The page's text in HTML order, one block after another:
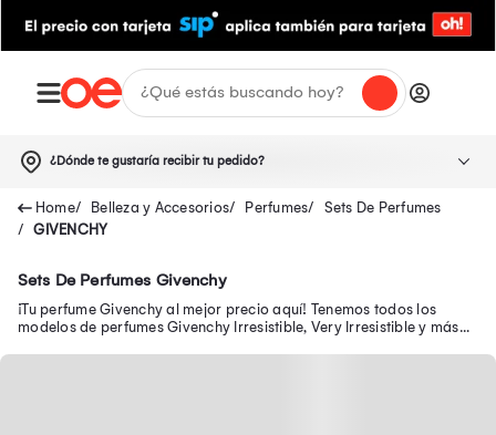
¿Dónde te gustaría recibir tu pedido?
Belleza y Accesorios Perfumes
Sets De Perfumes
GIVENCHY
Sets De Perfumes Givenchy
¡Tu perfume Givenchy al mejor precio aquí! Tenemos todos los
modelos de perfumes Givenchy Irresistible, Very Irresistible y más